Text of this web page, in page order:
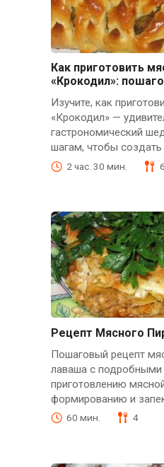
Как приготовить
«Крокодил»:
Изучите, как
«Крокодил» —
гастрономический
шагам, чтобы создать
2 час. 30 мин. 6
Рецепт Мясного
Пошаговый рецепт
лаваша с подробными
приготовлению
формированию и
60 мин. 4